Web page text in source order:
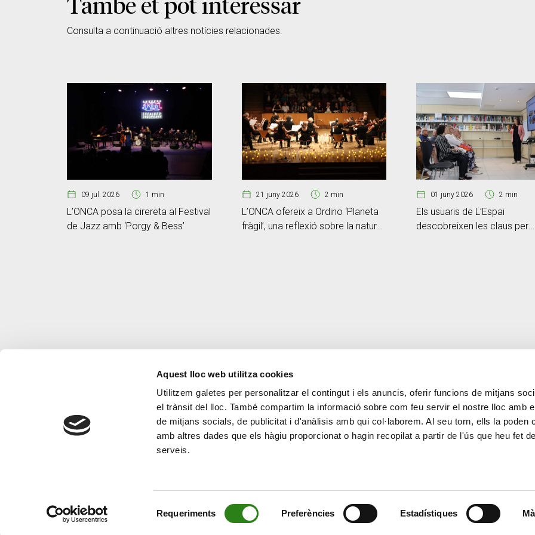
Aquest lloc web utilitza cookies
Utilitzem galetes per personalitzar el contingut i els anuncis, oferir funcions de mitjans
el trànsit del lloc. També compartim la informació sobre com feu servir el nostre lloc amb
de mitjans socials, de publicitat i d'anàlisis amb qui col·laborem. Al seu torn, ells la poden
amb altres dades que els hàgiu proporcionat o hagin recopilat a partir de l'ús que heu fet
serveis.
Requeriments Preferències Estadístiques
Consulta a continuació altres notícies relacionades.
09 jul. 2026 1 min
L’ONCA posa la cirereta al Festival
de Jazz amb ‘Porgy & Bess’
21 juny 2026 2 min
L’ONCA ofereix a Ordino ‘Planeta
fràgil’, una reflexió sobre la natura i
01 juny 2026 2 min
Els usuaris de L’Espai
descobreixen les claus per
CONTACTE
MÉS CREAND
Actualitat